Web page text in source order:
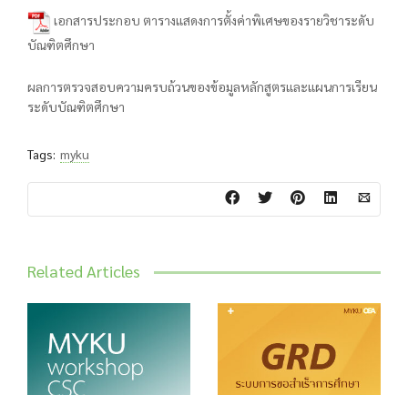
เอกสารประกอบ ตารางแสดงการตั้งค่าพิเศษของรายวิชาระดับ
บัณฑิตศึกษา
ผลการตรวจสอบความครบถ้วนของข้อมูลหลักสูตรและแผนการเรียน
ระดับบัณฑิตศึกษา
Tags: myku
Related Articles